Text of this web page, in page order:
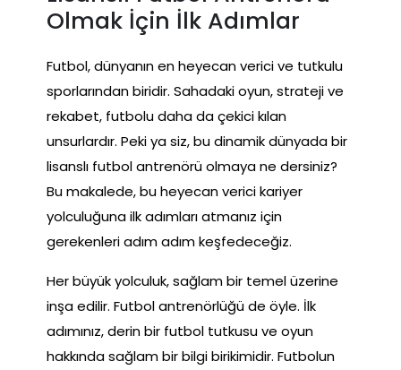
Olmak İçin İlk Adımlar
Futbol, dünyanın en heyecan verici ve tutkulu
sporlarından biridir. Sahadaki oyun, strateji ve
rekabet, futbolu daha da çekici kılan
unsurlardır. Peki ya siz, bu dinamik dünyada bir
lisanslı futbol antrenörü olmaya ne dersiniz?
Bu makalede, bu heyecan verici kariyer
yolculuğuna ilk adımları atmanız için
gerekenleri adım adım keşfedeceğiz.
Her büyük yolculuk, sağlam bir temel üzerine
inşa edilir. Futbol antrenörlüğü de öyle. İlk
adımınız, derin bir futbol tutkusu ve oyun
hakkında sağlam bir bilgi birikimidir. Futbolun